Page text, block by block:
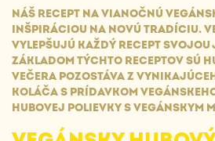
NÁŠ RECEPT NA VIANOČNÚ
INŠPIRÁCIOU NA NOVÚ TRADÍCIU.
VYLEPŠUJÚ KAŽDÝ RECEPT
ZÁKLADOM TÝCHTO RECEPTOV SÚ
VEČERA POZOSTÁVA Z
KOLÁČA S PRÍDAVKOM
HUBOVEJ POLIEVKY S VEGÁNSKYM